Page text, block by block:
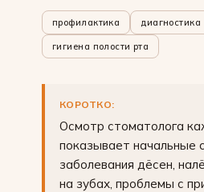
профилактика диагностика
гигиена полости рта
КОРОТКО:
Осмотр стоматолога
показывает начальные
заболевания дёсен,
на зубах, проблемы с